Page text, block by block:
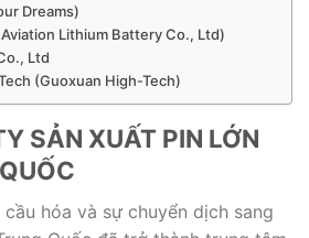
Dreams)
Lithium Battery Co., Ltd)
Ltd
(Guoxuan High-Tech)
SẢN XUẤT PIN LỚN
hóa và sự chuyển dịch sang